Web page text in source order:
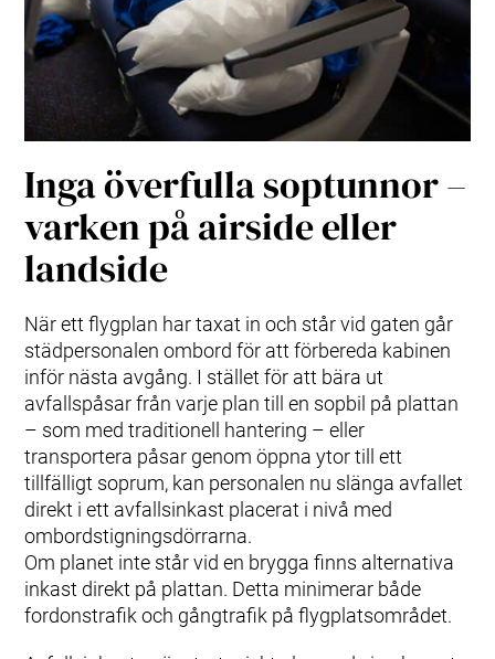
Inga överfulla soptunnor –
varken på airside eller
landside
När ett flygplan har taxat in och står vid gaten går
städpersonalen ombord för att förbereda kabinen
inför nästa avgång. I stället för att bära ut
avfallspåsar från varje plan till en sopbil på plattan
– som med traditionell hantering – eller
transportera påsar genom öppna ytor till ett
tillfälligt soprum, kan personalen nu slänga avfallet
direkt i ett avfallsinkast placerat i nivå med
ombordstigningsdörrarna.
Om planet inte står vid en brygga finns alternativa
inkast direkt på plattan. Detta minimerar både
fordonstrafik och gångtrafik på flygplatsområdet.